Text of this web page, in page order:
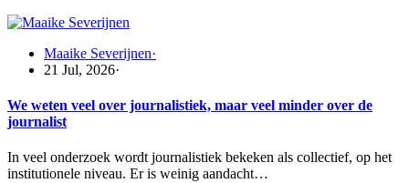
Maaike Severijnen·
21 Jul, 2026·
We weten veel over journalistiek, maar veel minder over de
journalist
In veel onderzoek wordt journalistiek bekeken als collectief, op het
institutionele niveau. Er is weinig aandacht…